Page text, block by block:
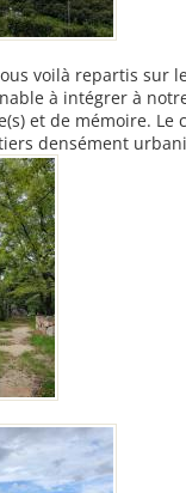
voilà repartis sur
à intégrer à
et de mémoire.
densément